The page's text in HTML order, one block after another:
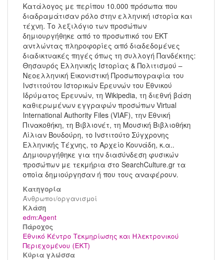
Κατάλογος με περίπου 10.000 πρόσωπα που
διαδραμάτισαν ρόλο στην ελληνική ιστορία και
τέχνη. Το λεξιλόγιο των προσώπων
δημιουργήθηκε από το προσωπικό του ΕΚΤ
αντλώντας πληροφορίες από διαδεδομένες
διαδικτυακές πηγές όπως τη συλλογή Πανδέκτης:
Θησαυρός Ελληνικής Ιστορίας & Πολιτισμού –
Νεοελληνική Εικονιστική Προσωπογραφία του
Ινστιτούτου Ιστορικών Ερευνών του Εθνικού
Ιδρύματος Ερευνών, τη Wikipedia, τη διεθνή βάση
καθιερωμένων εγγραφών προσώπων Virtual
International Authority Files (VIAF), την Εθνική
Πινακοθήκη, τη Βιβλιονέτ, τη Μουσική Βιβλιοθήκη
Λίλιαν Βουδούρη, το Ινστιτούτο Σύγχρονης
Ελληνικής Τέχνης, το Αρχείο Κουνάδη, κ.α..
Δημιουργήθηκε για την διασύνδεση φυσικών
προσώπων με τεκμήρια στο SearchCulture.gr τα
οποία δημιούργησαν ή που τους αναφέρουν.
Κατηγορία
Άνθρωποι/οργανισμοί
Kλάση
edm:Agent
Πάροχος
Εθνικό Κέντρο Τεκμηρίωσης και Ηλεκτρονικού
Περιεχομένου (ΕΚΤ)
Κύρια γλώσσα